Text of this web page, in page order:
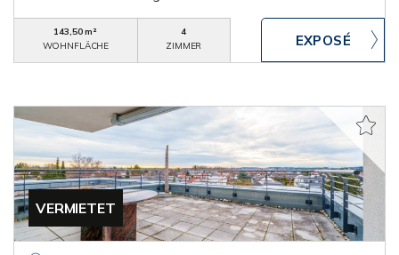
143,50 m²
WOHNFLÄCHE
4
ZIMMER
VERMIETET